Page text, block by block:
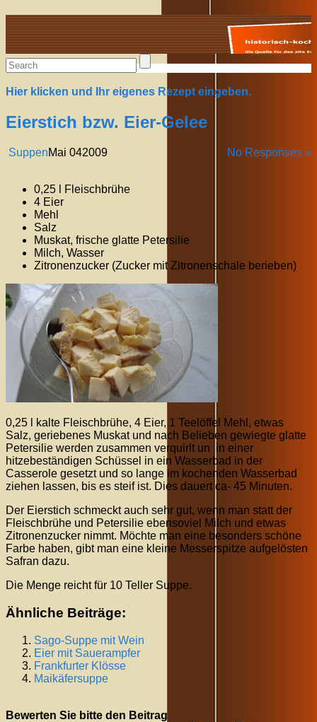
Alte Rezepte online
Hier klicken und Ihr eigenes Rezept eingeben.
Eierstich bzw. Eier-Gelee
Suppen No Responses »
Mai 042009
0,25 l Fleischbrühe
4 Eier
Mehl
Salz
Muskat, frische glatte Petersilie
Milch, Wasser
Zitronenzucker (Zucker mit Zitronenschale berieben)
0,25 l kalte Fleischbrühe, 4 Eier, 1 Teelöffel Mehl, etwas
Salz, geriebenes Muskat und nach Belieben gewiegte glatte
Petersilie werden zusammen verquirlt un in einer
hitzebeständigen Schüssel in ein Wasserbad in der
Casserole gesetzt und so lange im kochenden Wasserbad
ziehen lassen, bis es steif ist. Dies dauert ca- 45 Minuten.
Der Eierstich schmeckt auch sehr gut, wenn man statt der
Fleischbrühe und Petersilie ebensoviel Milch und etwas
Zitronenzucker nimmt. Möchte man eine besonders schöne
Farbe haben, gibt man eine kleine Messerspitze aufgelösten
Safran dazu.
Die Menge reicht für 10 Teller Suppe.
Ähnliche Beiträge:
Sago-Suppe mit Wein
Eier mit Sauerampfer
Frankfurter Klösse
Maikäfersuppe
Bewerten Sie bitte den Beitrag